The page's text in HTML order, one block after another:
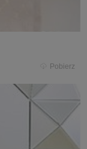
Pobierz